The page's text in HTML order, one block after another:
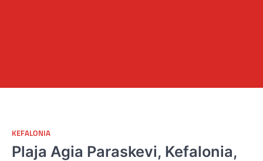
KEFALONIA
Plaja Agia Paraskevi, Kefalonia,